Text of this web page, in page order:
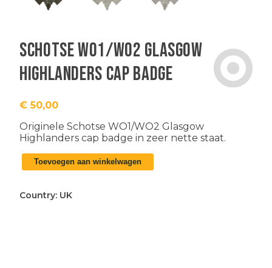
Schotse WO1/WO2 Glasgow
Highlanders cap badge
€ 50,00
Originele Schotse WO1/WO2 Glasgow
Highlanders cap badge in zeer nette staat.
Schotse
WO1/WO2
Highlanders
Toevoegen aan winkelwagen
Country: UK